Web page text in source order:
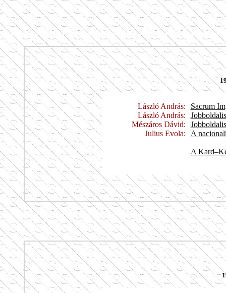
László András:
Sacrum
László András:
Mészáros Dávid:
Julius Evola:
A
A